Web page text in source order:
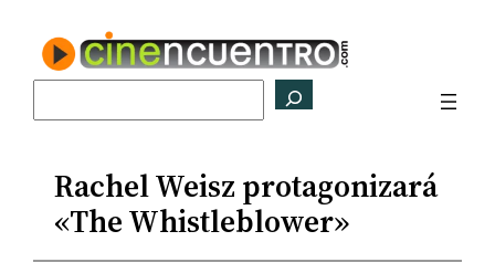
contenido
Rachel Weisz protagonizará
«The Whistleblower»